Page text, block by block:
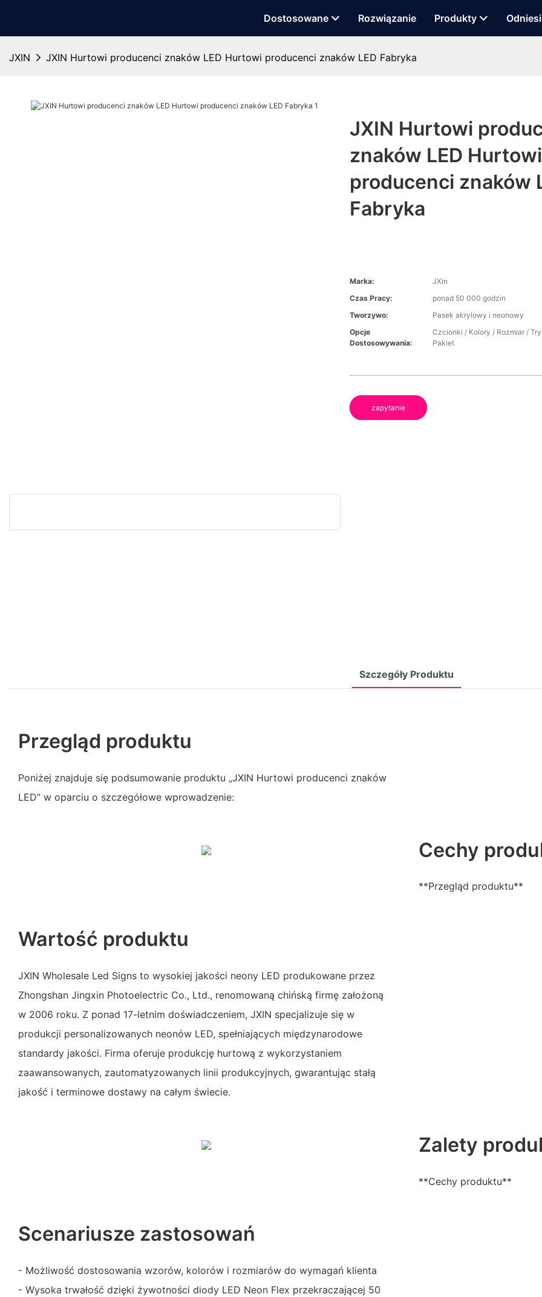
Dostosowane Rozwiązanie Produkty
JXIN JXIN Hurtowi producenci znaków LED Hurtowi producenci znaków LED Fabryka
JXIN Hurtowi
znaków LED Hurtowi
producenci znaków
Fabryka
Marka:
JXin
Czas Pracy:
ponad 50 000 godzin
Tworzywo:
Pasek akrylowy i neonowy
Opcje
Dostosowywania:
Czcionki / Kolory / Rozmiar /
Pakiet
zapytanie
Szczegóły Produktu
Przegląd produktu
Poniżej znajduje się podsumowanie produktu „JXIN Hurtowi producenci znaków
LED” w oparciu o szczegółowe wprowadzenie:
Cechy
**Przegląd produktu**
Wartość produktu
JXIN Wholesale Led Signs to wysokiej jakości neony LED produkowane przez
Zhongshan Jingxin Photoelectric Co., Ltd., renomowaną chińską firmę założoną
w 2006 roku. Z ponad 17-letnim doświadczeniem, JXIN specjalizuje się w
produkcji personalizowanych neonów LED, spełniających międzynarodowe
standardy jakości. Firma oferuje produkcję hurtową z wykorzystaniem
zaawansowanych, zautomatyzowanych linii produkcyjnych, gwarantując stałą
jakość i terminowe dostawy na całym świecie.
Zalety
**Cechy produktu**
Scenariusze zastosowań
- Możliwość dostosowania wzorów, kolorów i rozmiarów do wymagań klienta
- Wysoka trwałość dzięki żywotności diody LED Neon Flex przekraczającej 50